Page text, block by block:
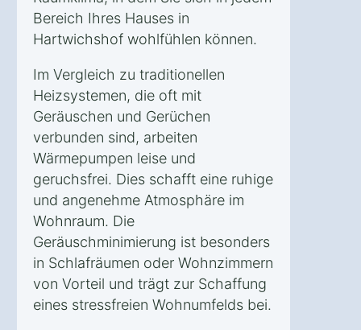
Bereich Ihres Hauses in
Hartwichshof wohlfühlen können.
Im Vergleich zu traditionellen
Heizsystemen, die oft mit
Geräuschen und Gerüchen
verbunden sind, arbeiten
Wärmepumpen leise und
geruchsfrei. Dies schafft eine ruhige
und angenehme Atmosphäre im
Wohnraum. Die
Geräuschminimierung ist besonders
in Schlafräumen oder Wohnzimmern
von Vorteil und trägt zur Schaffung
eines stressfreien Wohnumfelds bei.